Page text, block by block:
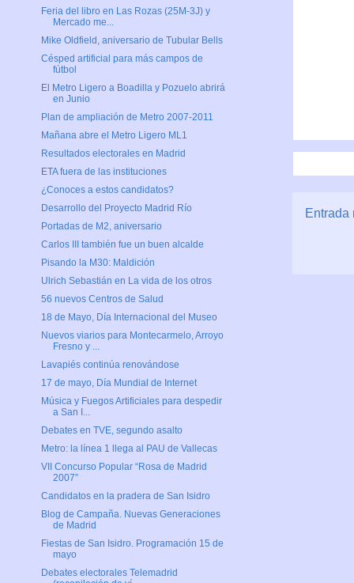
Entrada
Feria del libro en Las Rozas (25M-3J) y
Mercado me...
Mike Oldfield, aniversario de Tubular Bells
Césped artificial para más campos de
fútbol
El Metro Ligero a Boadilla y Pozuelo abrirá
en Junio
Plan de ampliación de Metro 2007-2011
Mañana abre el Metro Ligero ML1
Resultados electorales en Madrid
ETA fuera de las instituciones
¿Conoces a estos candidatos?
Desarrollo del Proyecto Madrid Río
Portadas de M2, aniversario
Carlos III también fue un buen alcalde
Pisando la M30: Maldición
Ulrich Sebastián en La vida de los otros
56 nuevos Centros de Salud
18 de Mayo, Día Internacional del Museo
Nuevos viarios para Montecarmelo, Arroyo
Fresno y ...
Lavapiés continúa renovándose
17 de mayo, Día Mundial de Internet
Música y Fuegos Artificiales para despedir
a San I...
Debates en TVE, segundo asalto
Metro: la línea 1 llega al PAU de Vallecas
VII Concurso Popular “Rosa de Madrid
2007”
Candidatos en la pradera de San Isidro
Blog de Campaña. Nuevas Generaciones
de Madrid
Fiestas de San Isidro. Programación 15 de
mayo
Debates electorales Telemadrid